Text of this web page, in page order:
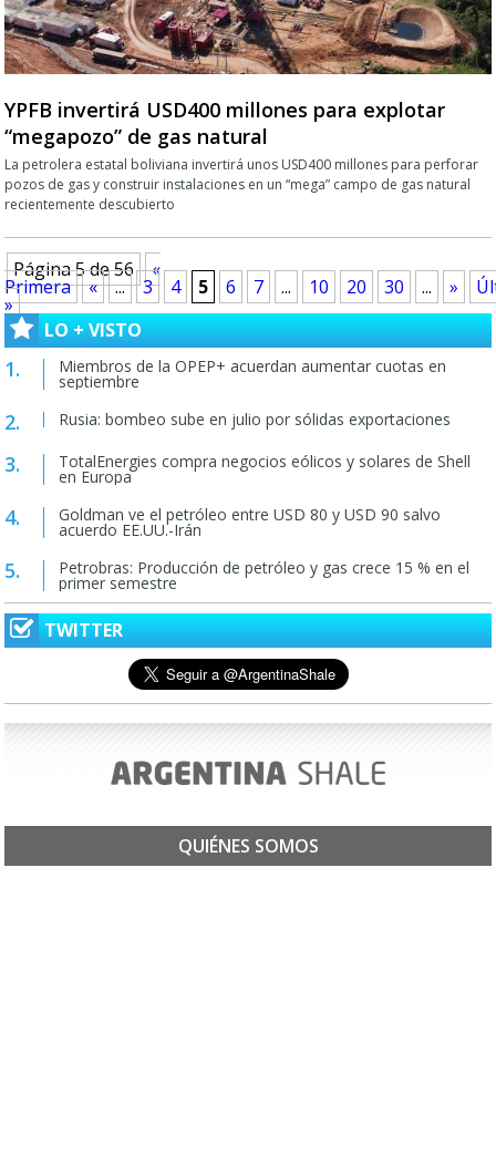
YPFB invertirá USD400 millones para explotar
“megapozo” de gas natural
La petrolera estatal boliviana invertirá unos USD400 millones para perforar
pozos de gas y construir instalaciones en un “mega” campo de gas natural
recientemente descubierto
Página 5 de 56 «
Primera « ... 3 4 5 6 7 ... 10 20 30 ... »
»
LO + VISTO
Miembros de la OPEP+ acuerdan aumentar cuotas en
septiembre
Rusia: bombeo sube en julio por sólidas exportaciones
TotalEnergies compra negocios eólicos y solares de Shell
en Europa
Goldman ve el petróleo entre USD 80 y USD 90 salvo
acuerdo EE.UU.-Irán
Petrobras: Producción de petróleo y gas crece 15 % en el
primer semestre
TWITTER
QUIÉNES SOMOS